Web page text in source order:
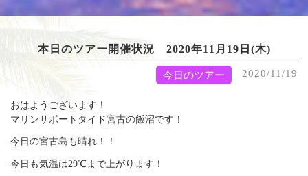
本日のツアー開催状況 2020年11月19日(木)
今日のツアー 2020/11/19
おはようございます！
マリンサポートタイド宮古の飯沼です！
今日の宮古島も晴れ！！
今日も気温は29℃まで上がります！